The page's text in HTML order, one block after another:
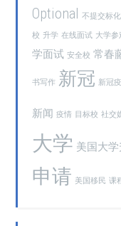
Optional 不提交标
校 升学 在线面试 大学参
学面试 安全校 常春
书写作 新冠 新冠
新闻 疫情 目标校 社交
大学 美国大学
申请 美国移民 课